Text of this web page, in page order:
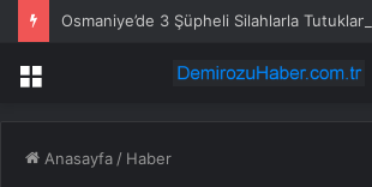
Osmaniye’de 3 Şüpheli Silahlarla Tutuklandı
Menü
Anasayfa / Haber